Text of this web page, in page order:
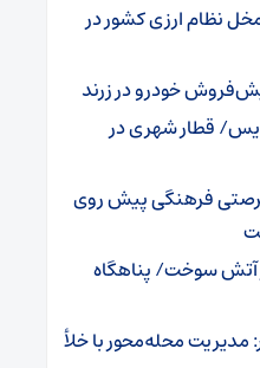
نظام ارزی کشور در
قطار شهری در
فرهنگی پیش روی
در آتش سوخت/ پناهگاه
مدیریت محله‌محور با خلأ